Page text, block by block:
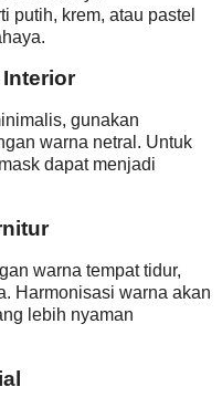
putih, krem, atau pastel
gunakan
warna netral. Untuk
dapat menjadi
warna tempat tidur,
Harmonisasi warna akan
lebih nyaman